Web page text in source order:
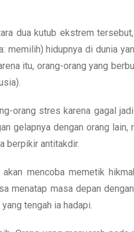
dua kutub ekstrem
memilih) hidupnya di dunia
itu, orang-orang yang
orang stres karena gagal
gelapnya dengan orang
berpikir antitakdir.
mencoba memetik
menatap masa depan
tengah ia hadapi.